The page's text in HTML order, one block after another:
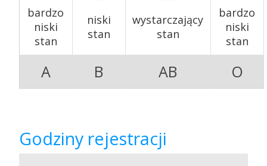
Badania
Przetargi
bardzo
niski
stan
niski
stan
wystarczający
stan
bardzo
niski
stan
A B AB O
Godziny rejestracji